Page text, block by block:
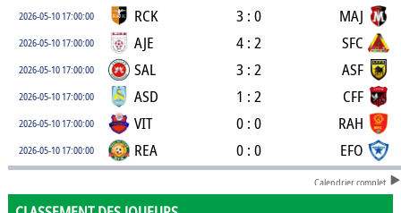
2026-05-10 17:00:00 RCK 3 : 0 MAJ
2026-05-10 17:00:00 AJE 4 : 2 SFC
2026-05-10 17:00:00 SAL 3 : 2 ASF
2026-05-10 17:00:00 ASD 1 : 2 CFF
2026-05-10 17:00:00 VIT 0 : 0 RAH
2026-05-10 17:00:00 REA 0 : 0 EFO
Calendrier complet